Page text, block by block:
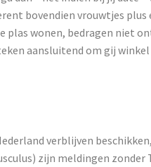
bovendien vrouwtjes plus
wonen, bedragen niet
aansluitend om gij winkel
verblijven
zijn meldingen